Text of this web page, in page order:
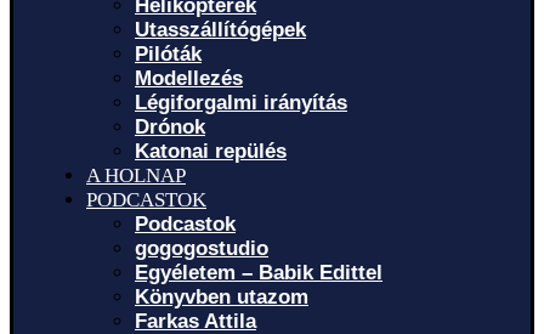
Helikopterek
Utasszállítógépek
Pilóták
Modellezés
Légiforgalmi irányítás
Drónok
Katonai repülés
A HOLNAP
PODCASTOK
Podcastok
gogogostudio
Egyéletem – Babik Edittel
Könyvben utazom
Farkas Attila